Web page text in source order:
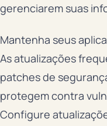
gerenciarem suas
Mantenha seus
As atualizações
patches de
protegem contra
Configure